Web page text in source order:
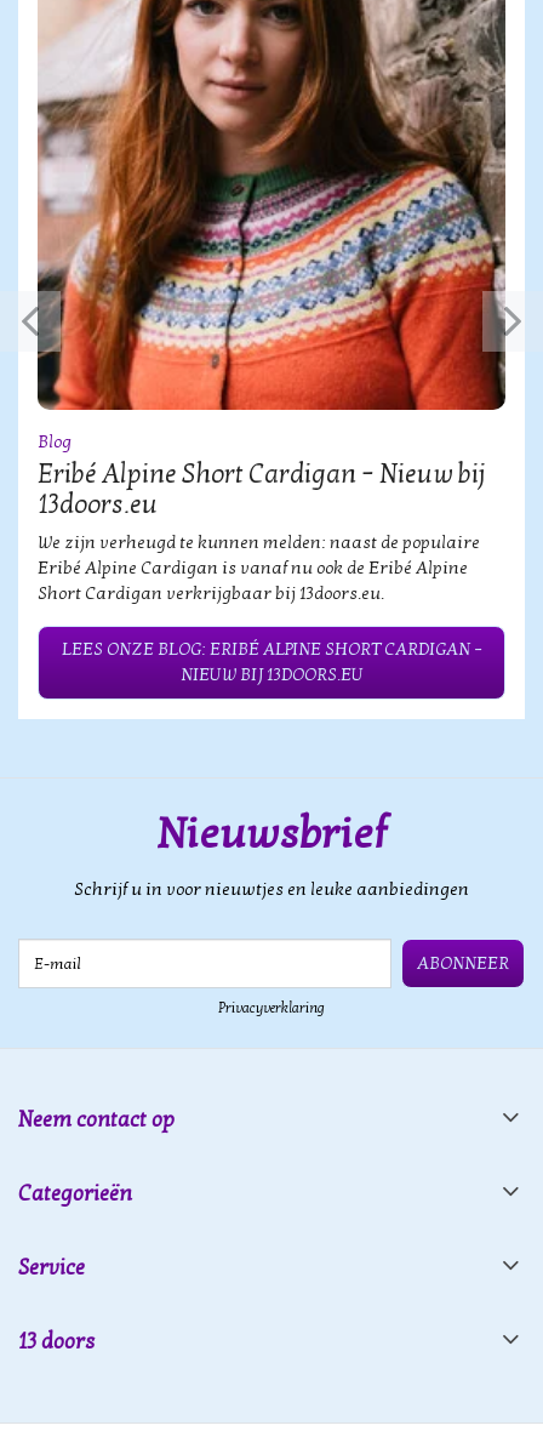
Blog
Eribé Alpine Short Cardigan – Nieuw bij
13doors.eu
We zijn verheugd te kunnen melden: naast de populaire
Eribé Alpine Cardigan is vanaf nu ook de Eribé Alpine
Short Cardigan verkrijgbaar bij 13doors.eu.
LEES ONZE BLOG: ERIBÉ ALPINE SHORT CARDIGAN –
NIEUW BIJ 13DOORS.EU
Nieuwsbrief
Schrijf u in voor nieuwtjes en leuke aanbiedingen
ABONNEER
Privacyverklaring
Neem contact op
Categorieën
Service
13 doors